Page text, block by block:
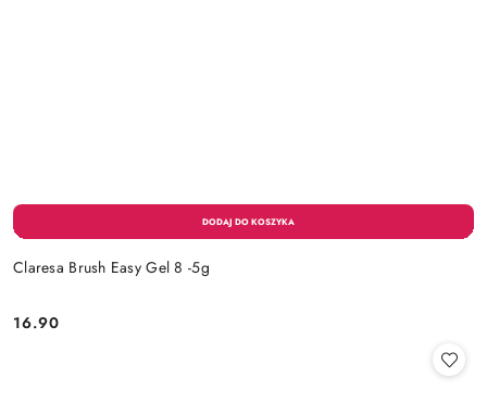
Claresa Brush Easy Gel 8 -5g
Cena:
16.90